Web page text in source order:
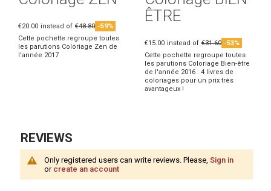
€20.00 instead of €48.80 -59%
Cette pochette regroupe toutes
les parutions Coloriage Zen de
l'année 2017
ÊTRE
€15.00 instead of €31.60 -53%
Cette pochette regroupe toutes
les parutions Coloriage Bien-être
de l'année 2016 : 4 livres de
coloriages pour un prix très
avantageux !
REVIEWS
Only registered users can write reviews. Please, Sign in
or create an account